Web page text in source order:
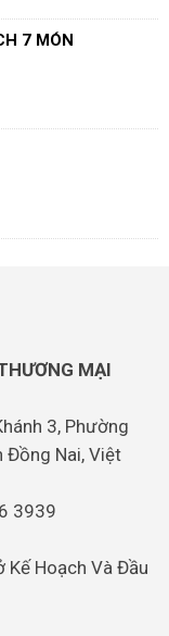
7 MÓN
MẠI
3, Phường
Đồng Nai, Việt
3939
Kế Hoạch Và Đầu